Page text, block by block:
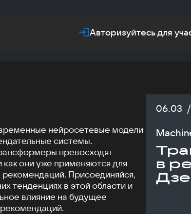
Авторизуйтесь для
нейросетевые модели
системы.
превосходят
как они уже применяются для
Присоединяйся,
тенденциях в этой области и
влияние на будущее
Дата:
06.03 /
в